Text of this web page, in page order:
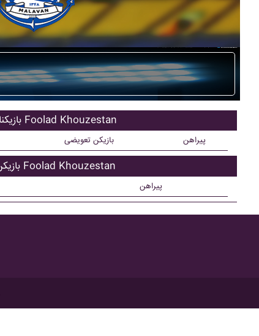
بازیکنان اصلی Foolad Khouzestan
بازیکن تعویضی پیراهن
بازیکن ذحیره Foolad Khouzestan
پیراهن